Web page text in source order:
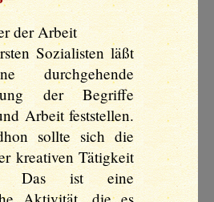
der Arbeit
Sozialisten läßt
durchgehende
der Begriffe
Arbeit feststellen.
sollte sich die
kreativen Tätigkeit
Das ist eine